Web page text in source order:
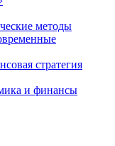
методы
стратегия
и финансы